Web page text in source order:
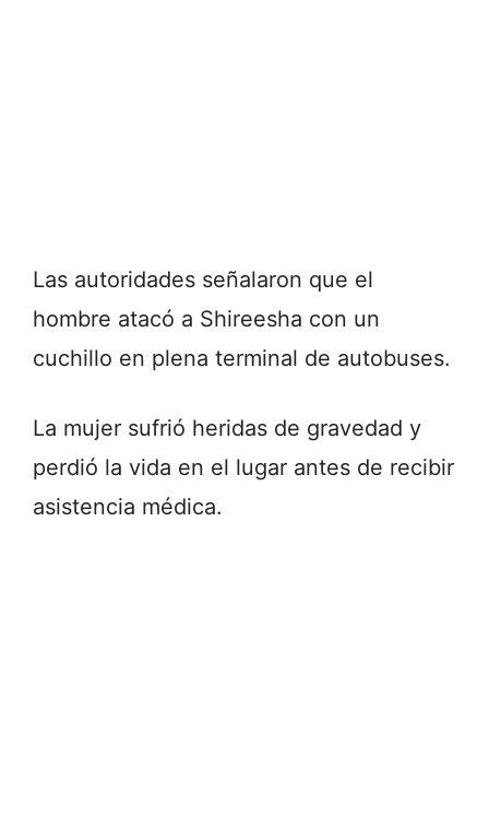
Las autoridades señalaron que el
hombre atacó a Shireesha con un
cuchillo en plena terminal de autobuses.
La mujer sufrió heridas de gravedad y
perdió la vida en el lugar antes de recibir
asistencia médica.